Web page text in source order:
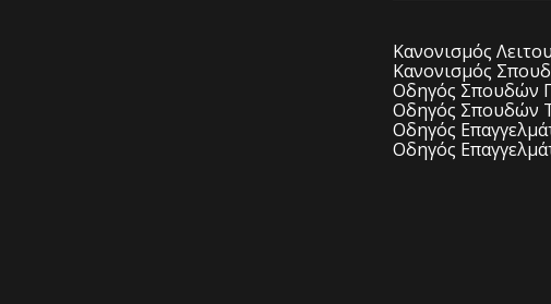
Κανονισμός
Κανονισμός
Οδηγός Σπουδών
Οδηγός Σπουδών
Οδηγός
Οδηγός